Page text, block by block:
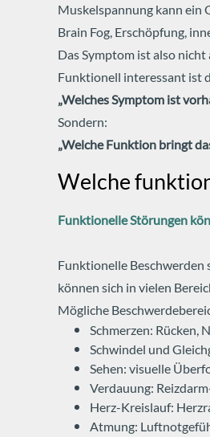
Muskelspannung kann ein
Brain Fog, Erschöpfung,
Das Symptom ist also
Funktionell interessant ist
„Welches Symptom ist
Sondern:
„Welche Funktion bringt
Welche
Funktionelle Störungen
Funktionelle Beschwerden
können sich in vielen
Mögliche
Schmerzen: Rücken,
Schwindel und
Sehen: visuelle
Verdauung:
Herz-Kreislauf:
Atmung: